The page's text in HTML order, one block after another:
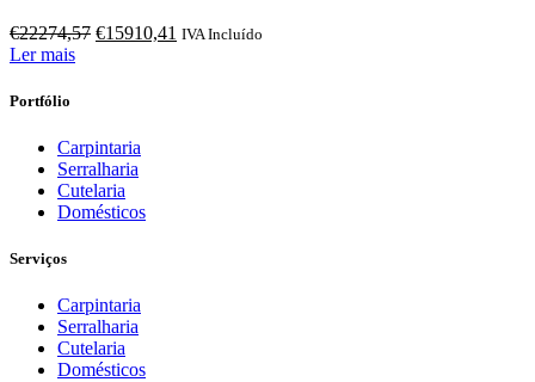
€22274,57 O
€15910,41 O
IVA Incluído
Ler mais
Portfólio
Carpintaria
Serralharia
Cutelaria
Domésticos
Serviços
Carpintaria
Serralharia
Cutelaria
Domésticos